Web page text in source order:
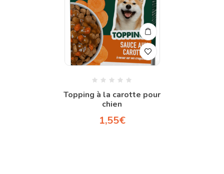
Topping à la carotte pour
chien
1,55€